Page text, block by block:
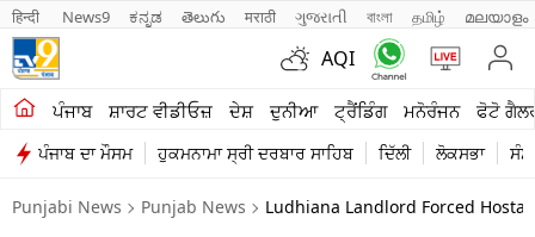
हिन्दी News9 ಕನ್ನಡ తెలుగు मराठी ગુજરાતી বাংলা தமிழ் മലയാളം
AQI
ਪੰਜਾਬ ਸ਼ਾਰਟ ਵੀਡੀਓਜ਼ ਦੇਸ਼ ਦੁਨੀਆ ਟ੍ਰੈਂਡਿੰਗ ਮਨੋਰੰਜਨ ਫੋਟੋ
ਪੰਜਾਬ ਦਾ ਮੌਸਮ ਹੁਕਮਨਾਮਾ ਸ੍ਰੀ ਦਰਬਾਰ ਸਾਹਿਬ ਦਿੱਲੀ ਲੋਕਸਭਾ
ਖੇਤੀਬਾੜੀ
ਸ਼ਾਰਟ ਵੀਡੀਓਜ਼
ਕਾਰੋਬਾਰ
Punjabi News Punjab News Ludhiana Landlord Forced